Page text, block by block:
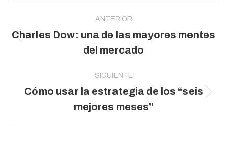
publicaciones
ANTERIOR
Publicación
anterior:
Charles Dow: una de las mayores mentes
del mercado
SIGUIENTE
Publicación
siguiente:
Cómo usar la estrategia de los “seis
mejores meses”